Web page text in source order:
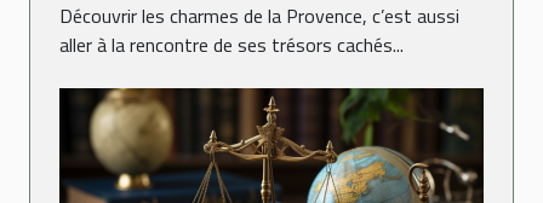
Découvrir les charmes de la Provence, c’est aussi
aller à la rencontre de ses trésors cachés...